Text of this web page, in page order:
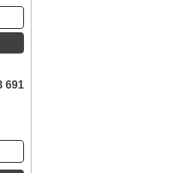
691